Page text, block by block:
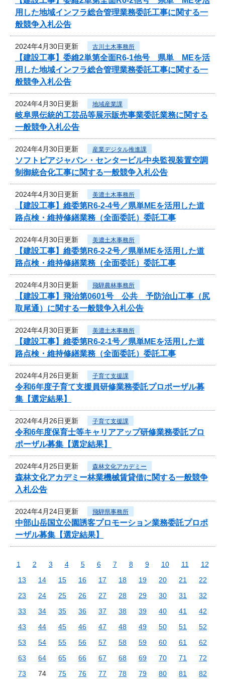
用した地域インフラ総合管理業務委託工事に関する一
般競争入札公告
2024年4月30日更新 古川土木事務所
【建設工事】委維2単第全面R6-1他号 県単 MEを活
用した地域インフラ総合管理業務委託工事に関する一
般競争入札公告
2024年4月30日更新 地域産業課
岐阜県伝統的工芸品等展示販売事業委託業務に関する
一般競争入札公告
2024年4月30日更新 産業デジタル推進課
ソフトピアジャパン・センタービル中央監視装置空調
制御統合化工事に関する一般競争入札公告
2024年4月30日更新 美濃土木事務所
【建設工事】維委第R6-2-4号／県単MEを活用した道
路点検・維持修繕業務（全面委託）委託工事
2024年4月30日更新 美濃土木事務所
【建設工事】維委第R6-2-2号／県単MEを活用した道
路点検・維持修繕業務（全面委託）委託工事
2024年4月30日更新 飛騨農林事務所
【建設工事】飛治第0601号 公共 予防治山工事（尻
取尾通）に関する一般競争入札公告
2024年4月30日更新 美濃土木事務所
【建設工事】維委第R6-2-1号／県単MEを活用した道
路点検・維持修繕業務（全面委託）委託工事
2024年4月26日更新 子育て支援課
令和6年度子育て支援員研修業務委託プロポーザル募
集【選定結果】
2024年4月26日更新 子育て支援課
令和6年度保育士等キャリアアップ研修業務委託プロ
ポーザル募集【選定結果】
2024年4月25日更新 森林文化アカデミー
森林文化アカデミー林業機械賃貸借に関する一般競争
入札公告
2024年4月24日更新 飛騨県事務所
中部山岳国立公園誘客プロモーション業務委託プロポ
ーザル募集【選定結果】
1 2 3 4 5 6 7 8 9 10 11
12
13
14 15 16 17 18 19 20 21
22
23
24 25 26 27 28 29 30 31
32
33
34 35 36 37 38 39 40 41
42
43
44 45 46 47 48 49 50 51
52
53
54 55 56 57 58 59 60 61
62
63
64 65 66 67 68 69 70 71
72
73
74 75 76 77 78 79 80 81
82